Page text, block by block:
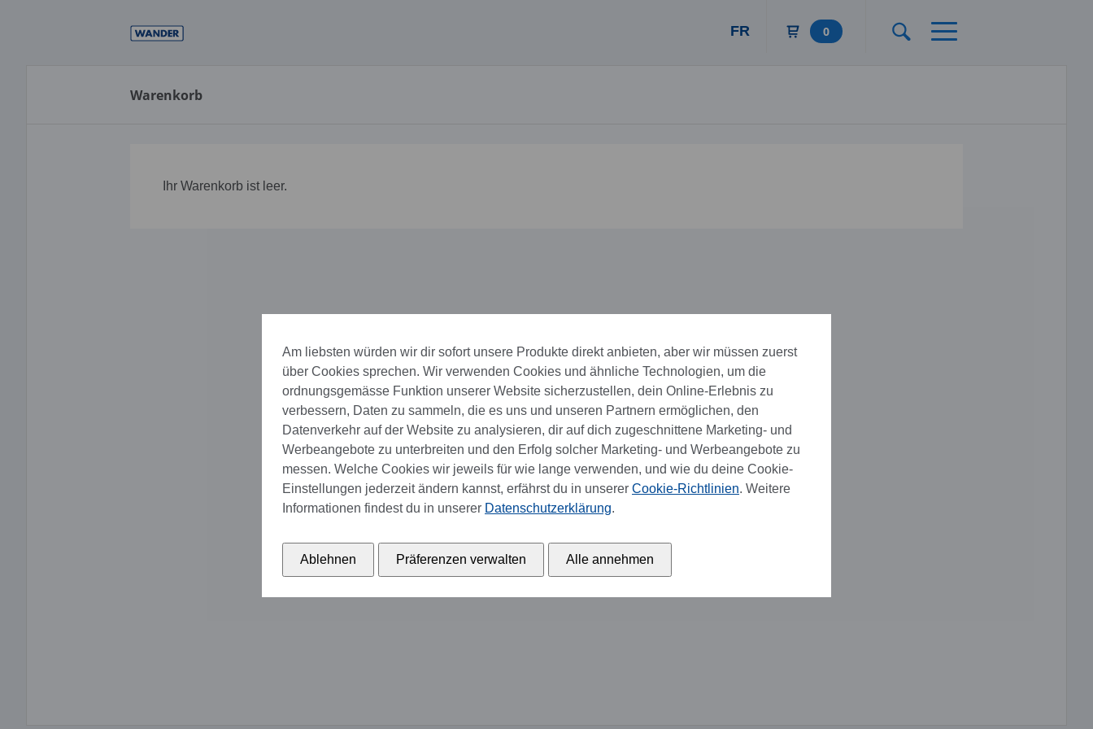
FR 0
Warenkorb
Ihr Warenkorb ist leer.
Am liebsten würden wir dir sofort unsere Produkte direkt anbieten, aber wir müssen zuerst
über Cookies sprechen. Wir verwenden Cookies und ähnliche Technologien, um die
ordnungsgemässe Funktion unserer Website sicherzustellen, dein Online-Erlebnis zu
verbessern, Daten zu sammeln, die es uns und unseren Partnern ermöglichen, den
Datenverkehr auf der Website zu analysieren, dir auf dich zugeschnittene Marketing- und
Werbeangebote zu unterbreiten und den Erfolg solcher Marketing- und Werbeangebote zu
messen. Welche Cookies wir jeweils für wie lange verwenden, und wie du deine Cookie-
Einstellungen jederzeit ändern kannst, erfährst du in unserer Cookie-Richtlinien. Weitere
Informationen findest du in unserer Datenschutzerklärung.
Ablehnen Präferenzen verwalten Alle annehmen